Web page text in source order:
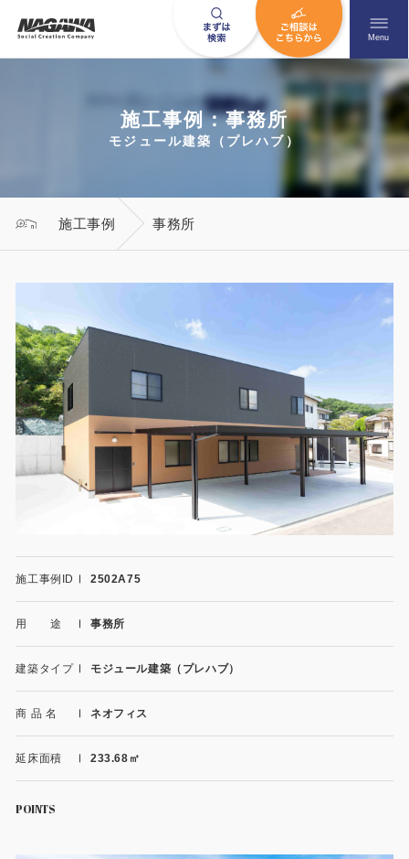
メニュ
Menu
お問い合わせはこちら
0120-09-9663
営業時間AM 9:00〜PM6:00
HOME
ニュース一覧
用途から探す
事務所・作業場
店舗
ガレージ・物置
勉強部屋・子供部屋
休憩室・喫煙室
中古品
展示場を探す
施工事例
あなたにナガワがお薦めの理由
Webカタログ
その他
施工事例：事務所
モジュール建築（プレハブ）
施工事例 事務所
施工事例ID 2502A75
用 途 事務所
建築タイプ モジュール建築（プレハブ）
商 品 名 ネオフィス
延床面積 233.68㎡
POINTS